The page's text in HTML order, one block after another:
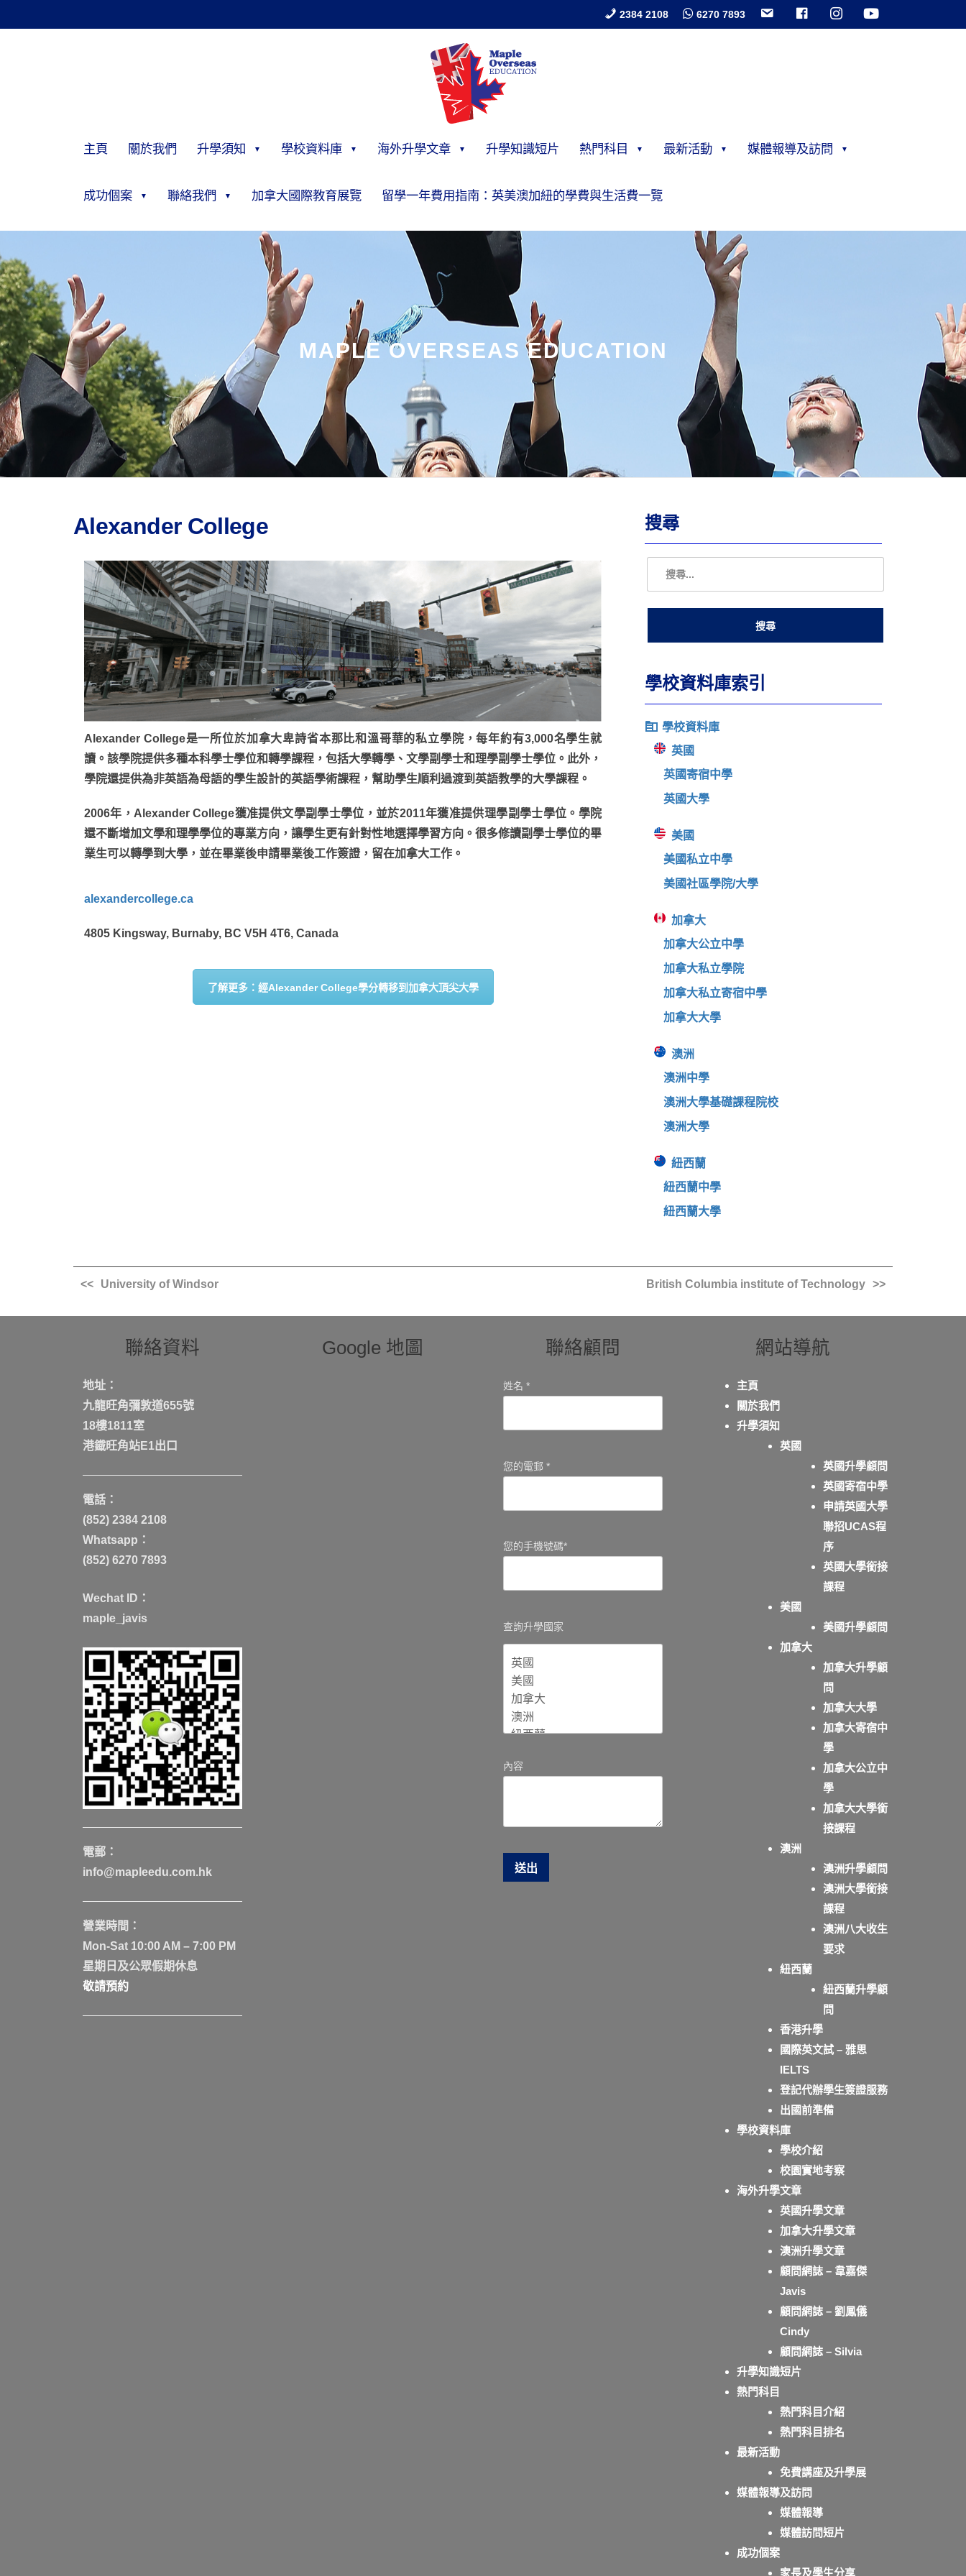
2384 2108 6270 7893
主頁 關於我們 升學須知 學校資料庫 海外升學文章 升學知識短片 熱門科目 最新活動 媒體報導及訪問
成功個案 聯絡我們 加拿大國際教育展覽 留學一年費用指南：英美澳加紐的學費與生活費一覽
MAPLE OVERSEAS EDUCATION
Alexander College
Alexander College是一所位於加拿大卑詩省本那比和溫哥華的私立學院，每年約有3,000名學生就
讀。該學院提供多種本科學士學位和轉學課程，包括大學轉學、文學副學士和理學副學士學位。此外，
學院還提供為非英語為母語的學生設計的英語學術課程，幫助學生順利過渡到英語教學的大學課程。
2006年，Alexander College獲准提供文學副學士學位，並於2011年獲准提供理學副學士學位。學院
還不斷增加文學和理學學位的專業方向，讓學生更有針對性地選擇學習方向。很多修讀副學士學位的畢
業生可以轉學到大學，並在畢業後申請畢業後工作簽證，留在加拿大工作。
alexandercollege.ca
4805 Kingsway, Burnaby, BC V5H 4T6, Canada
了解更多：經Alexander College學分轉移到加拿大頂尖大學
搜尋
學校資料庫索引
學校資料庫
英國
英國寄宿中學
英國大學
美國
美國私立中學
美國社區學院/大學
加拿大
加拿大公立中學
加拿大私立學院
加拿大私立寄宿中學
加拿大大學
澳洲
澳洲中學
澳洲大學基礎課程院校
澳洲大學
紐西蘭
紐西蘭中學
紐西蘭大學
University of Windsor British Columbia institute of Technology
聯絡資料
地址：
九龍旺角彌敦道655號
18樓1811室
港鐡旺角站E1出口
電話：
(852) 2384 2108
Whatsapp：
(852) 6270 7893
Wechat ID：
maple_javis
電郵：
info@mapleedu.com.hk
營業時間：
Mon-Sat 10:00 AM – 7:00 PM
星期日及公眾假期休息
敬請預約
Google 地圖 聯絡顧問
姓名 *
您的電郵 *
您的手機號碼*
查詢升學國家
內容
網站導航
主頁
關於我們
升學須知
英國
英國升學顧問
英國寄宿中學
申請英國大學
聯招UCAS程
序
英國大學銜接
課程
美國
美國升學顧問
加拿大
加拿大升學顧
問
加拿大大學
加拿大寄宿中
學
加拿大公立中
學
加拿大大學銜
接課程
澳洲
澳洲升學顧問
澳洲大學銜接
課程
澳洲八大收生
要求
紐西蘭
紐西蘭升學顧
問
香港升學
國際英文試 – 雅思
IELTS
登記代辦學生簽證服務
出國前準備
學校資料庫
學校介紹
校園實地考察
海外升學文章
英國升學文章
加拿大升學文章
澳洲升學文章
顧問網誌 – 韋嘉傑
Javis
顧問網誌 – 劉鳳儀
Cindy
顧問網誌 – Silvia
升學知識短片
熱門科目
熱門科目介紹
熱門科目排名
最新活動
免費講座及升學展
媒體報導及訪問
媒體報導
媒體訪問短片
成功個案
家長及學生分享